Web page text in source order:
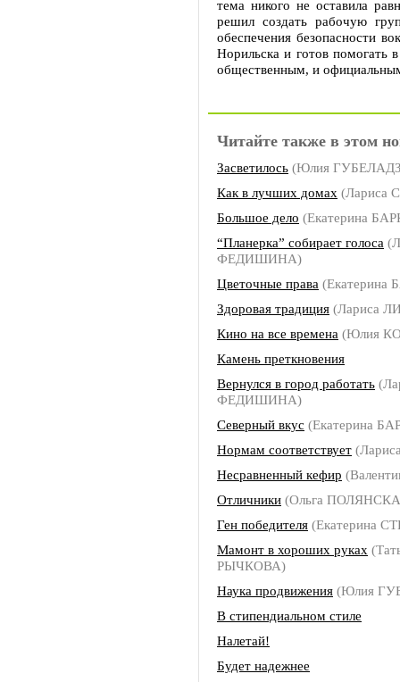
тема никого не оставила
решил создать рабочую
обеспечения безопасности
Норильска и готов помогать
общественным, и
Читайте также в этом
Засветилось (Юлия
Как в лучших домах (Лариса
Большое дело (Екатерина
“Планерка” собирает голоса
ФЕДИШИНА)
Цветочные права (Екатерина
Здоровая традиция (Лариса
Кино на все времена (Юлия
Камень преткновения
Вернулся в город работать
ФЕДИШИНА)
Северный вкус (Екатерина
Нормам соответствует
Несравненный кефир
Отличники (Ольга
Ген победителя (Екатерина
Мамонт в хороших руках
РЫЧКОВА)
Наука продвижения (Юлия
В стипендиальном стиле
Налетай!
Будет надежнее